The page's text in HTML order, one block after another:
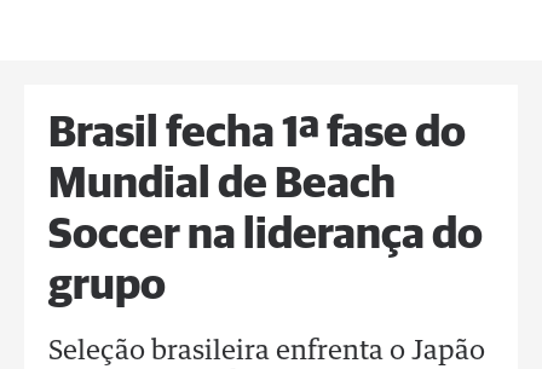
Brasil fecha 1ª fase do
Mundial de Beach
Soccer na liderança do
grupo
Seleção brasileira enfrenta o Japão